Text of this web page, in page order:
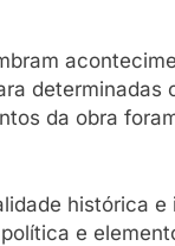
determinadas
da obra
histórica
e